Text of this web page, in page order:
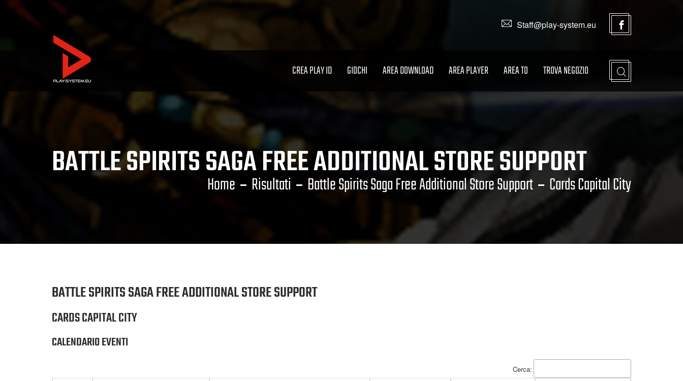
Staff@play-system.eu
CREA PLAY ID GIOCHI AREA DOWNLOAD AREA PLAYER AREA TO TROVA NEGOZIO
BATTLE SPIRITS SAGA FREE ADDITIONAL STORE SUPPORT
Home Risultati Battle Spirits Saga Free Additional Store Support Cards Capital City
BATTLE SPIRITS SAGA FREE ADDITIONAL STORE SUPPORT
CARDS CAPITAL CITY
CALENDARIO EVENTI
Cerca: